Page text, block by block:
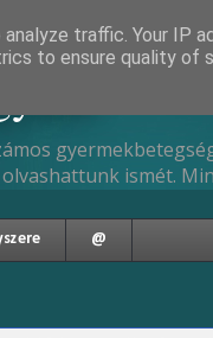
ismét.
@
traffic. Your IP
to ensure quality of